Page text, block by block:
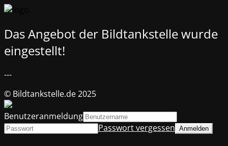
Das Angebot der Bildtankstelle wurde
eingestellt!
---
© Bildtankstelle.de 2025
Benutzeranmeldung
Passwort vergessen